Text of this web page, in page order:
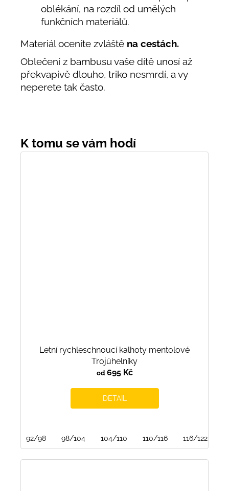
oblékání, na rozdíl od umělých
funkčních materiálů.
Materiál oceníte zvláště na cestách.
Oblečení z bambusu vaše dítě unosí až
překvapivě dlouho, triko nesmrdí, a vy
neperete tak často.
Letní rychleschnoucí kalhoty mentolové
Trojúhelníky
od695 Kč
DETAIL
92/98 98/104 104/110 110/116 116/122